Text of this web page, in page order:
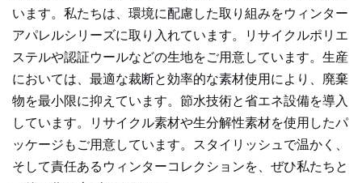
います。私たちは、環境に配慮した取り組みをウィンター
アパレルシリーズに取り入れています。リサイクルポリエ
ステルや認証ウールなどの生地をご用意しています。生産
においては、最適な裁断と効率的な素材使用により、廃棄
物を最小限に抑えています。節水技術と省エネ設備を導入
しています。リサイクル素材や生分解性素材を使用したパ
ッケージもご用意しています。スタイリッシュで温かく、
そして責任あるウィンターコレクションを、ぜひ私たちと